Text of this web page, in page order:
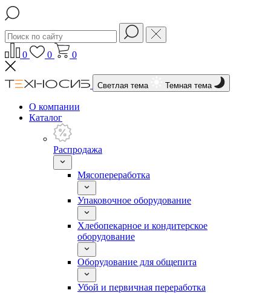
0 0 0
Светлая тема Темная тема
О компании
Каталог
Распродажа
Мясопереработка
Упаковочное оборудование
Хлебопекарное и кондитерское
оборудование
Оборудование для общепита
Убой и первичная переработка